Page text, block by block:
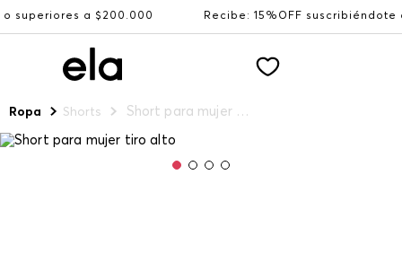
a $200.000 Recibe: 15%OFF suscribiéndote a nuestro
Ropa Shorts Short para mujer tiro alto